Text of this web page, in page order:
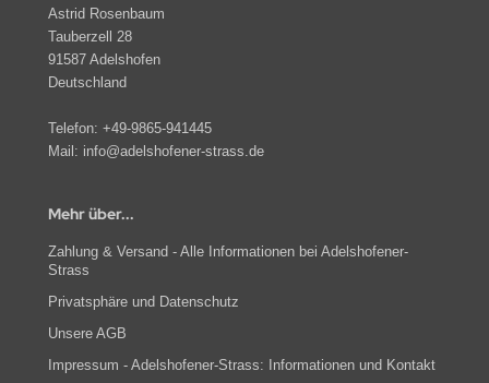
Astrid Rosenbaum
Tauberzell 28
91587 Adelshofen
Deutschland
Telefon: +49-9865-941445
Mail: info@adelshofener-strass.de
Mehr über...
Zahlung & Versand - Alle Informationen bei Adelshofener-
Strass
Privatsphäre und Datenschutz
Unsere AGB
Impressum - Adelshofener-Strass: Informationen und Kontakt